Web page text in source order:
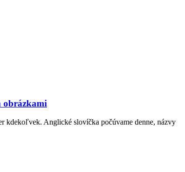
obrázkami
kdekoľvek. Anglické slovíčka počúvame denne, názvy